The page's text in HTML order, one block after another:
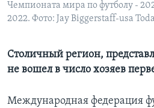
Языки
Чемпионата мира по футболу -
2022. Фото: Jay Biggerstaff-usa
Столичный регион,
не вошел в число хозяев
Международная федерация